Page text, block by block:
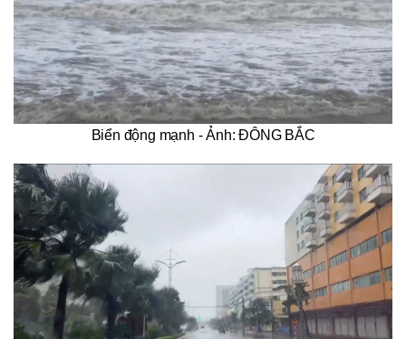
Biển động mạnh - Ảnh: ĐÔNG BẮC